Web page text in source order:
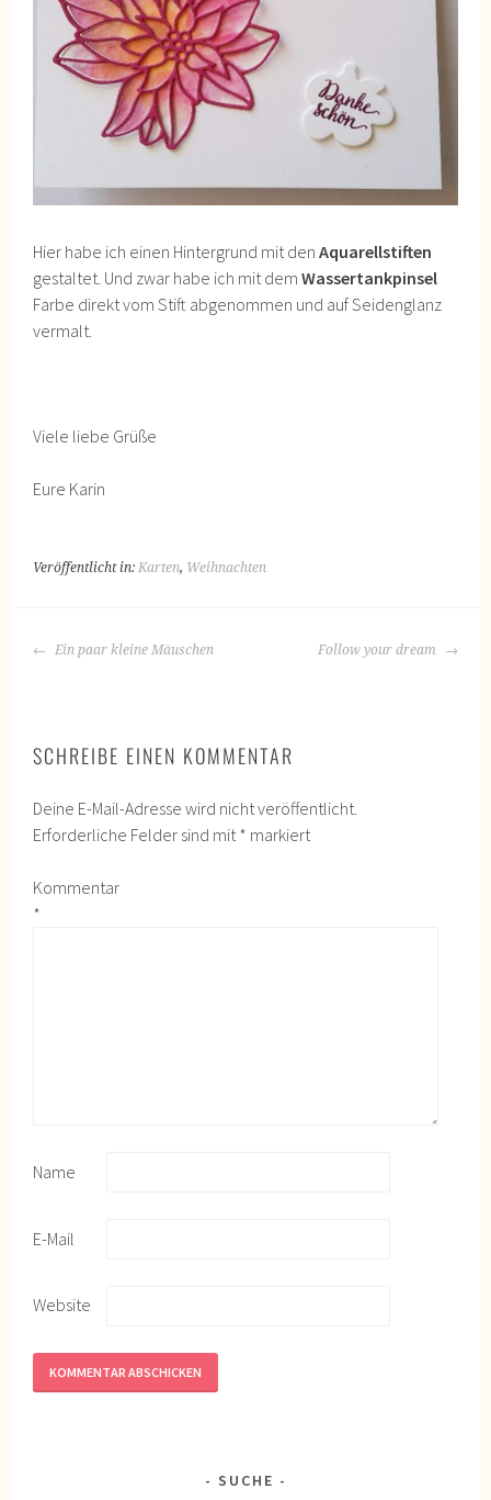
Hier habe ich einen Hintergrund mit denAquarellstiften
gestaltet. Und zwar habe ich mit demWassertankpinsel
Farbe direkt vom Stift abgenommen und auf Seidenglanz
vermalt.
Viele liebe Grüße
Eure Karin
Veröffentlicht in:Karten, Weihnachten
BEITRAGS-
Ein paar kleine Mäuschen Follow your dream
SCHREIBE EINEN KOMMENTAR
Deine E-Mail-Adresse wird nicht veröffentlicht.
Erforderliche Felder sind mit * markiert
Kommentar
*
Name
E-Mail
Website
SUCHE